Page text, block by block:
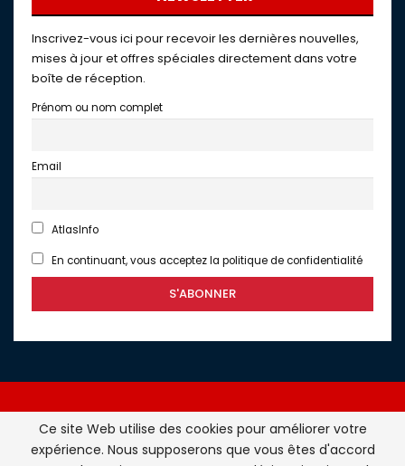
Inscrivez-vous ici pour recevoir les dernières nouvelles,
mises à jour et offres spéciales directement dans votre
boîte de réception.
Prénom ou nom complet
Email
AtlasInfo
En continuant, vous acceptez la politique de confidentialité
Atlasinfo.fr : l'essentiel de l'actualité de la France et du
Ce site Web utilise des cookies pour améliorer votre
expérience. Nous supposerons que vous êtes d'accord